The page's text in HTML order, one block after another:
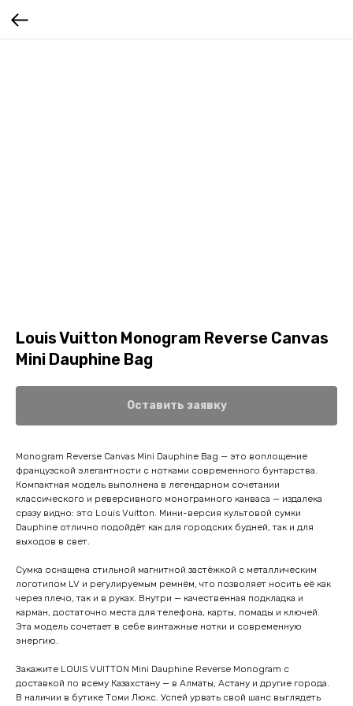
Louis Vuitton Monogram Reverse Canvas
Mini Dauphine Bag
Оставить заявку
Monogram Reverse Canvas Mini Dauphine Bag — это воплощение
французской элегантности с нотками современного бунтарства.
Компактная модель выполнена в легендарном сочетании
классического и реверсивного монограмного канваса — издалека
сразу видно: это Louis Vuitton. Мини-версия культовой сумки
Dauphine отлично подойдёт как для городских будней, так и для
выходов в свет.
Сумка оснащена стильной магнитной застёжкой с металлическим
логотипом LV и регулируемым ремнём, что позволяет носить её как
через плечо, так и в руках. Внутри — качественная подкладка и
карман, достаточно места для телефона, карты, помады и ключей.
Эта модель сочетает в себе винтажные нотки и современную
энергию.
Закажите LOUIS VUITTON Mini Dauphine Reverse Monogram с
доставкой по всему Казахстану — в Алматы, Астану и другие города.
В наличии в бутике Томи Люкс. Успей урвать свой шанс выглядеть